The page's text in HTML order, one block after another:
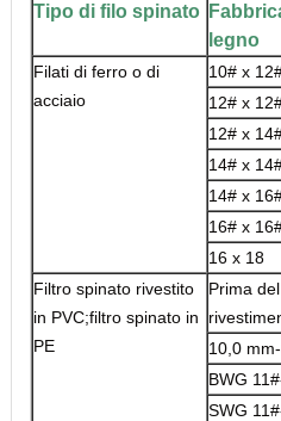
Tipo di filo spinato
legno
Filati di ferro o di
acciaio
10# x
12# x
12# x
14# x
14# x
16# x
16 x 18
Filtro spinato rivestito
in PVC;filtro spinato in
PE
Prima del
10,0
BWG
SWG